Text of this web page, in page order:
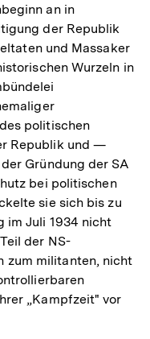
an in
der Republik
und Massaker
Wurzeln in
politischen
Republik und —
Gründung der SA
bei politischen
sie sich bis zu
im Juli 1934 nicht
der NS-
zum militanten, nicht
„Kampfzeit" vor